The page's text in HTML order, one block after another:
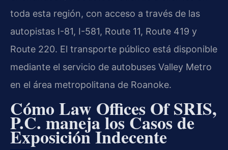
toda esta región, con acceso a través de las
autopistas I-81, I-581, Route 11, Route 419 y
Route 220. El transporte público está disponible
mediante el servicio de autobuses Valley Metro
en el área metropolitana de Roanoke.
Cómo Law Offices Of SRIS,
P.C. maneja los Casos de
Exposición Indecente